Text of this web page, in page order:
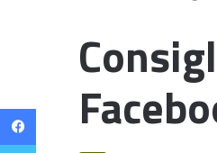
Facebook
Twitter